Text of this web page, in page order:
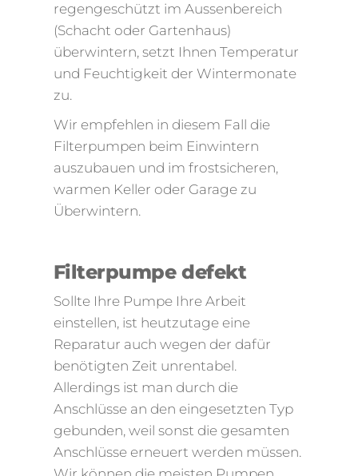
regengeschützt im Aussenbereich
(Schacht oder Gartenhaus)
überwintern, setzt Ihnen Temperatur
und Feuchtigkeit der Wintermonate
zu.
Wir empfehlen in diesem Fall die
Filterpumpen beim Einwintern
auszubauen und im frostsicheren,
warmen Keller oder Garage zu
Überwintern.
Filterpumpe defekt
Sollte Ihre Pumpe Ihre Arbeit
einstellen, ist heutzutage eine
Reparatur auch wegen der dafür
benötigten Zeit unrentabel.
Allerdings ist man durch die
Anschlüsse an den eingesetzten Typ
gebunden, weil sonst die gesamten
Anschlüsse erneuert werden müssen.